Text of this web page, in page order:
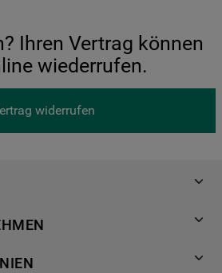
Ihren Vertrag können
wiederrufen.
widerrufen